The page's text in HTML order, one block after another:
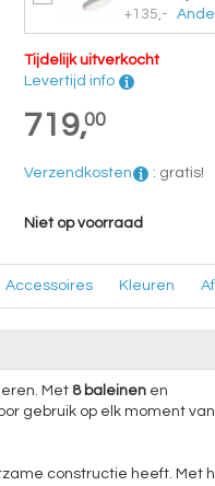
+135,-
Tijdelijk uitverkocht
Levertijd info
719,00
Verzendkosten : gratis!
Niet op voorraad
Accessoires Kleuren
Met 8 baleinenen
gebruik op elk moment van
constructie heeft. Met